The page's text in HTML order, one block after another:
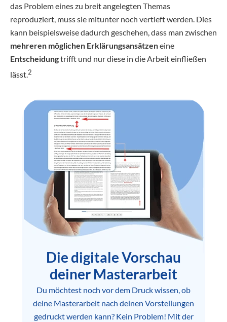
das Problem eines zu breit angelegten Themas
reproduziert, muss sie mitunter noch vertieft werden. Dies
kann beispielsweise dadurch geschehen, dass man zwischen
mehreren möglichen Erklärungsansätzeneine
Entscheidungtrifft und nur diese in die Arbeit einfließen
lässt.2
Die digitale Vorschau
deiner Masterarbeit
Du möchtest noch vor dem Druck wissen, ob
deine Masterarbeit nach deinen Vorstellungen
gedruckt werden kann? Kein Problem! Mit der